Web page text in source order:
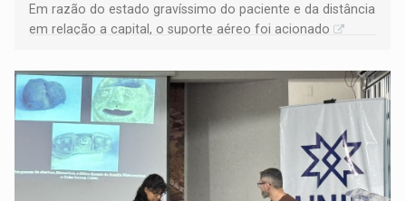
Em razão do estado gravíssimo do paciente e da distância
em relação a capital, o suporte aéreo foi acionado